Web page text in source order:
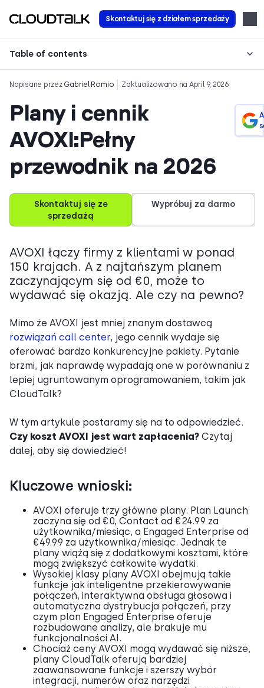
Skontaktuj się z działem sprzedaży
Table of contents
Napisane przez Gabriel Romio Zaktualizowano na April 9, 2026
Plany i cennik
AVOXI:Pełny
przewodnik na 2026
Skontaktuj się ze
sprzedażą
Wypróbuj za darmo
AVOXI łączy firmy z klientami w ponad
150 krajach. A z najtańszym planem
zaczynającym się od €0, może to
wydawać się okazją. Ale czy na pewno?
Mimo że AVOXI jest mniej znanym dostawcą
rozwiązań call center, jego cennik wydaje się
oferować bardzo konkurencyjne pakiety. Pytanie
brzmi, jak naprawdę wypadają one w porównaniu z
lepiej ugruntowanym oprogramowaniem, takim jak
CloudTalk?
W tym artykule postaramy się na to odpowiedzieć.
Czy koszt AVOXI jest wart zapłacenia? Czytaj
dalej, aby się dowiedzieć!
Kluczowe wnioski:
AVOXI oferuje trzy główne plany. Plan Launch
zaczyna się od €0, Contact od €24.99 za
użytkownika/miesiąc, a Engaged Enterprise od
€49.99 za użytkownika/miesiąc. Jednak te
plany wiążą się z dodatkowymi kosztami, które
mogą zwiększyć całkowite wydatki.
Wysokiej klasy plany AVOXI obejmują takie
funkcje jak inteligentne przekierowywanie
połączeń, interaktywna obsługa głosowa i
automatyczna dystrybucja połączeń, przy
czym plan Engaged Enterprise oferuje
rozbudowane analizy, ale brakuje mu
funkcjonalności AI.
Chociaż ceny AVOXI mogą wydawać się niższe,
plany CloudTalk oferują bardziej
zaawansowane funkcje i szerszy wybór
integracji, numerów oraz narzędzi